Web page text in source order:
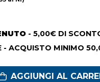
- 5,00€ DI
- ACQUISTO MINIMO
AGGIUNGI AL